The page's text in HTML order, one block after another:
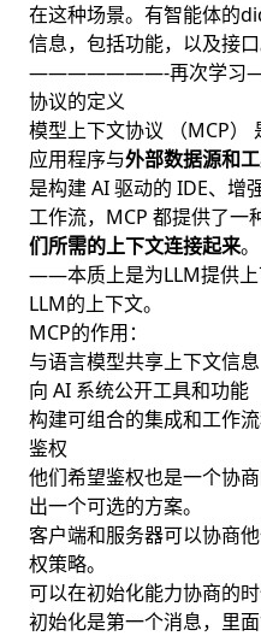
在这种场景。有智能体的
信息，包括功能，以及接
———————-再次学
协议的定义
模型上下文协议 （MCP）
应用程序与外部数据源和
是构建 AI 驱动的 IDE、增
工作流，MCP 都提供了一
们所需的上下文连接起来。
——本质上是为LLM提供上
LLM的上下文。
MCP的作用：
与语言模型共享上下文信息
向 AI 系统公开工具和功能
构建可组合的集成和工作
鉴权
他们希望鉴权也是一个协
出一个可选的方案。
客户端和服务器可以协商
权策略。
可以在初始化能力协商的
初始化是第一个消息，里面